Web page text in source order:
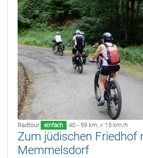
Radtour einfach 40 - 59 km, < 15 km/h
Zum jüdischen Friedhof
Memmelsdorf